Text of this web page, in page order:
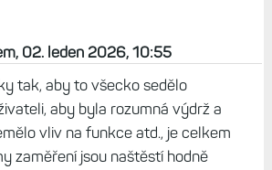
02. leden 2026, 10:55
tak, aby to všecko sedělo
aby byla rozumná výdrž a
vliv na funkce atd., je celkem
zaměření jsou naštěstí hodně